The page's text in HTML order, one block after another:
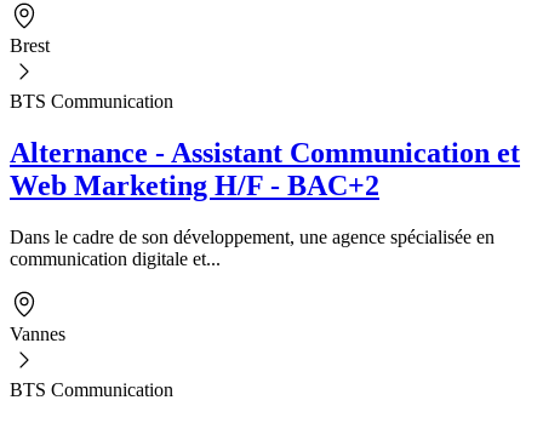
Brest
BTS Communication
Alternance - Assistant Communication et
Web Marketing H/F - BAC+2
Dans le cadre de son développement, une agence spécialisée en
communication digitale et...
Vannes
BTS Communication